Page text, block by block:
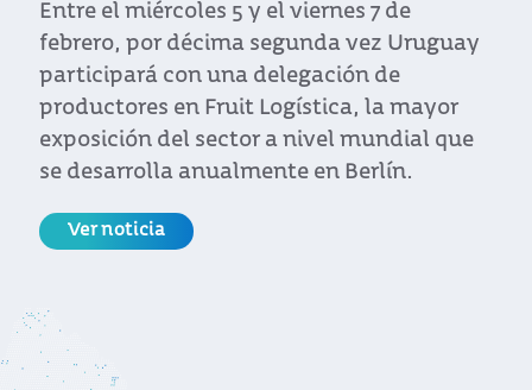
Entre el miércoles 5 y el viernes 7 de
febrero, por décima segunda vez Uruguay
participará con una delegación de
productores en Fruit Logística, la mayor
exposición del sector a nivel mundial que
se desarrolla anualmente en Berlín.
Ver noticia